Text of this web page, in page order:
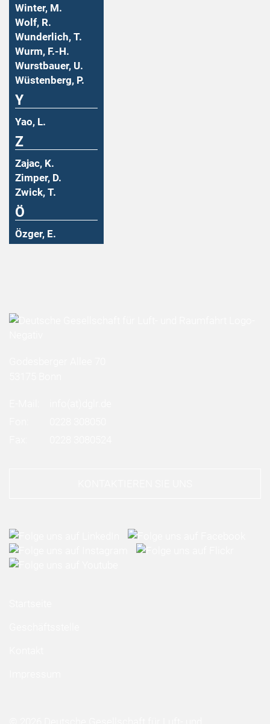
Winter, M.
Wolf, R.
Wunderlich, T.
Wurm, F.-H.
Wurstbauer, U.
Wüstenberg, P.
Y
Yao, L.
Z
Zajac, K.
Zimper, D.
Zwick, T.
Ö
Özger, E.